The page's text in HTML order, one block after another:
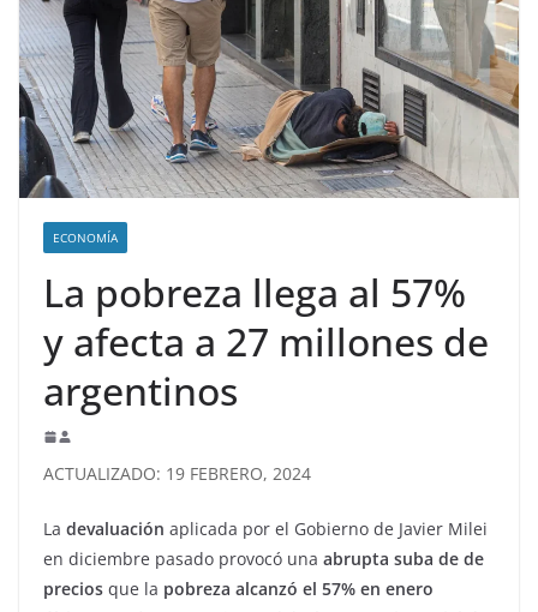
ECONOMÍA
La pobreza llega al 57%
y afecta a 27 millones de
argentinos
ACTUALIZADO: 19 FEBRERO, 2024
La devaluación aplicada por el Gobierno de Javier Milei
en diciembre pasado provocó una abrupta suba de de
precios que la pobreza alcanzó el 57% en enero